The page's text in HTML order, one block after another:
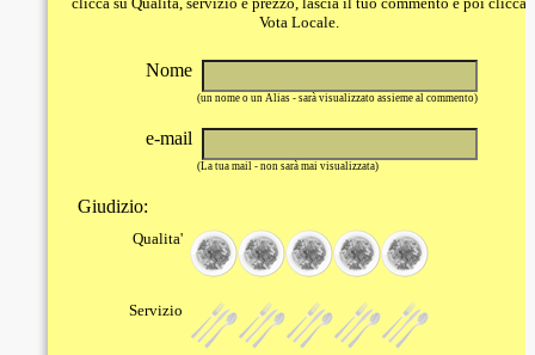
Vota Locale.
Nome
(un nome o un Alias - sarà visualizzato assieme al commento)
e-mail
(La tua mail - non sarà mai visualizzata)
Giudizio:
Qualita'
Servizio